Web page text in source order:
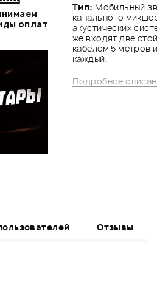
Тип: Мобильный
канального
акустических
же входят две
кабелем 5 метров
каждый.
Подробное
оплат
Отзывы